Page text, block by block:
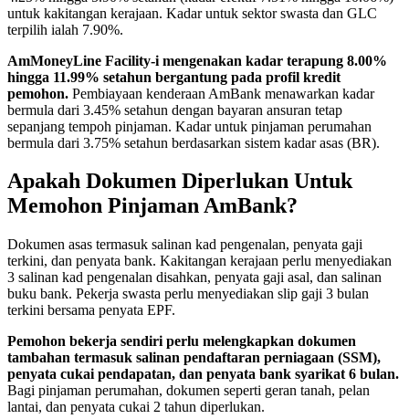
untuk kakitangan kerajaan. Kadar untuk sektor swasta dan GLC
terpilih ialah 7.90%.
AmMoneyLine Facility-i mengenakan kadar terapung 8.00%
hingga 11.99% setahun bergantung pada profil kredit
pemohon. Pembiayaan kenderaan AmBank menawarkan kadar
bermula dari 3.45% setahun dengan bayaran ansuran tetap
sepanjang tempoh pinjaman. Kadar untuk pinjaman perumahan
bermula dari 3.75% setahun berdasarkan sistem kadar asas (BR).
Apakah Dokumen Diperlukan Untuk
Memohon Pinjaman AmBank?
Dokumen asas termasuk salinan kad pengenalan, penyata gaji
terkini, dan penyata bank. Kakitangan kerajaan perlu menyediakan
3 salinan kad pengenalan disahkan, penyata gaji asal, dan salinan
buku bank. Pekerja swasta perlu menyediakan slip gaji 3 bulan
terkini bersama penyata EPF.
Pemohon bekerja sendiri perlu melengkapkan dokumen
tambahan termasuk salinan pendaftaran perniagaan (SSM),
penyata cukai pendapatan, dan penyata bank syarikat 6 bulan.
Bagi pinjaman perumahan, dokumen seperti geran tanah, pelan
lantai, dan penyata cukai 2 tahun diperlukan.